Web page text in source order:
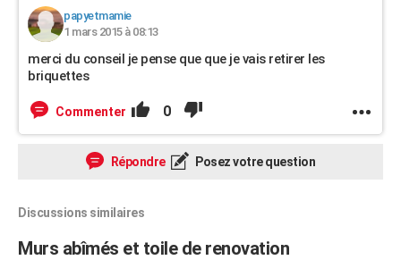
papyetmamie
1 mars 2015 à 08:13
merci du conseil je pense que que je vais retirer les
briquettes
Commenter 0
Répondre Posez votre question
Discussions similaires
Murs abîmés et toile de renovation